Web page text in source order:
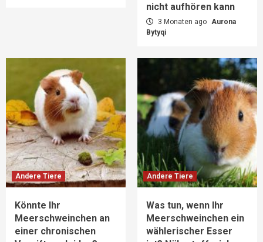
nicht aufhören kann
3 Monaten ago Aurona
Bytyqi
Andere Tiere
Könnte Ihr
Meerschweinchen an
einer chronischen
Andere Tiere
Was tun, wenn Ihr
Meerschweinchen ein
wählerischer Esser